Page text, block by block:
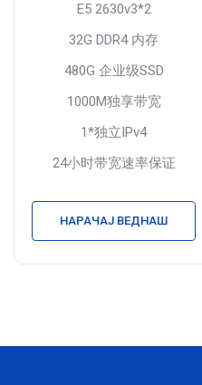
E5 2630v3*2
32G DDR4 内存
480G 企业级SSD
1000M独享带宽
1*独立IPv4
24小时带宽速率保证
НАРАЧАЈ ВЕДНАШ